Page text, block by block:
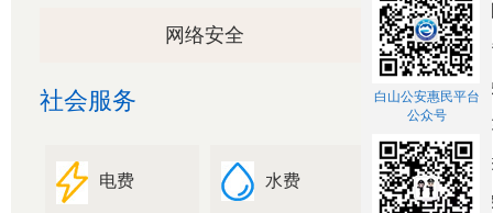
网络安全
社会服务
电费 水费
深化
净网
家长
编造
《
公安
白山公安惠民平台
公众号